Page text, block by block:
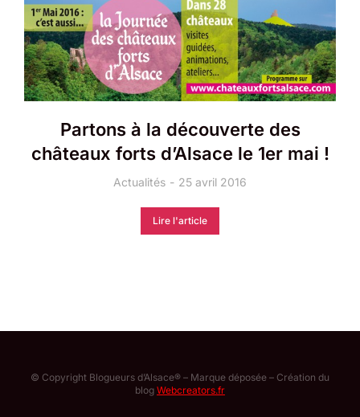
Partons à la découverte des
châteaux forts d’Alsace le 1er mai !
Actualités 25 avril 2016
Lire l'article
© Copyright Blogueurs d’Alsace® – Marque déposée – Création du
blog Webcreators.fr